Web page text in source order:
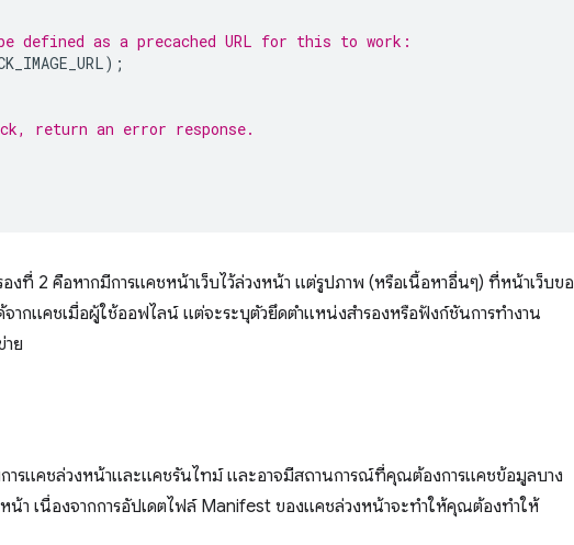
be defined as a precached URL for this to work:
);
return an error response.
องที่ 2 คือหากมีการแคชหน้าเว็บไว้ล่วงหน้า แต่รูปภาพ (หรือเนื้อหาอื่นๆ) ที่หน้าเว็บขอ
จากแคชเมื่อผู้ใช้ออฟไลน์ แต่จะระบุตัวยึดตำแหน่งสำรองหรือฟังก์ชันการทำงาน
าย
ารแคชล่วงหน้าและแคชรันไทม์ และอาจมีสถานการณ์ที่คุณต้องการแคชข้อมูลบาง
น้า เนื่องจากการอัปเดตไฟล์ Manifest ของแคชล่วงหน้าจะทำให้คุณต้องทำให้